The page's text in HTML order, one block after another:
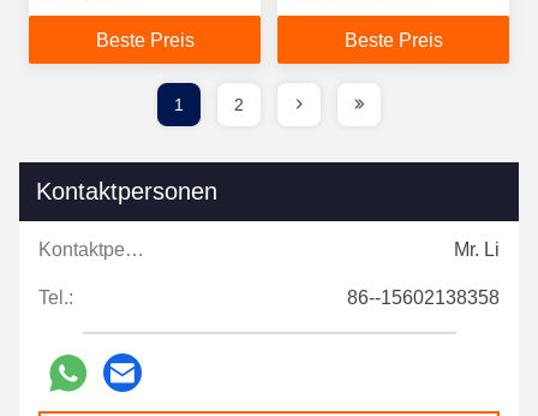
Beste Preis
Schläuche und Flansche
Beste Preis
1 2
Kontaktpersonen
Kontaktpersonen: Mr. Li
Tel.: 86--15602138358